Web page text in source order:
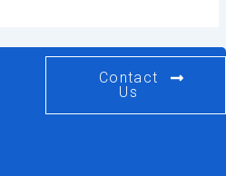
Contact
Us